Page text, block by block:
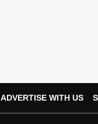
ADVERTISE WITH US